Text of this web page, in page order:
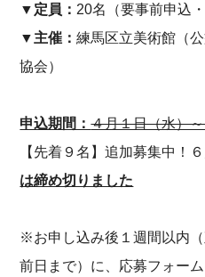
▼定員： 20名（要事前申込・
▼主催：練馬区立美術館（
協会）
申込期間：４月１日（水）
【先着９名】追加募集中！
は締め切りました
※お申し込み後１週間以内
前日まで）に、応募フォー